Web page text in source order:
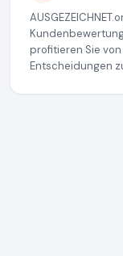
profitieren Sie
Entscheidungen